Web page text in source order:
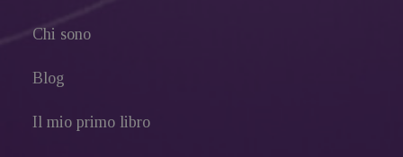
Chi sono
Blog
Il mio primo libro